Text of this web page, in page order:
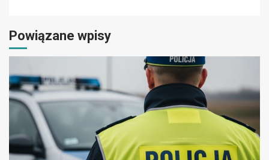
Powiązane wpisy